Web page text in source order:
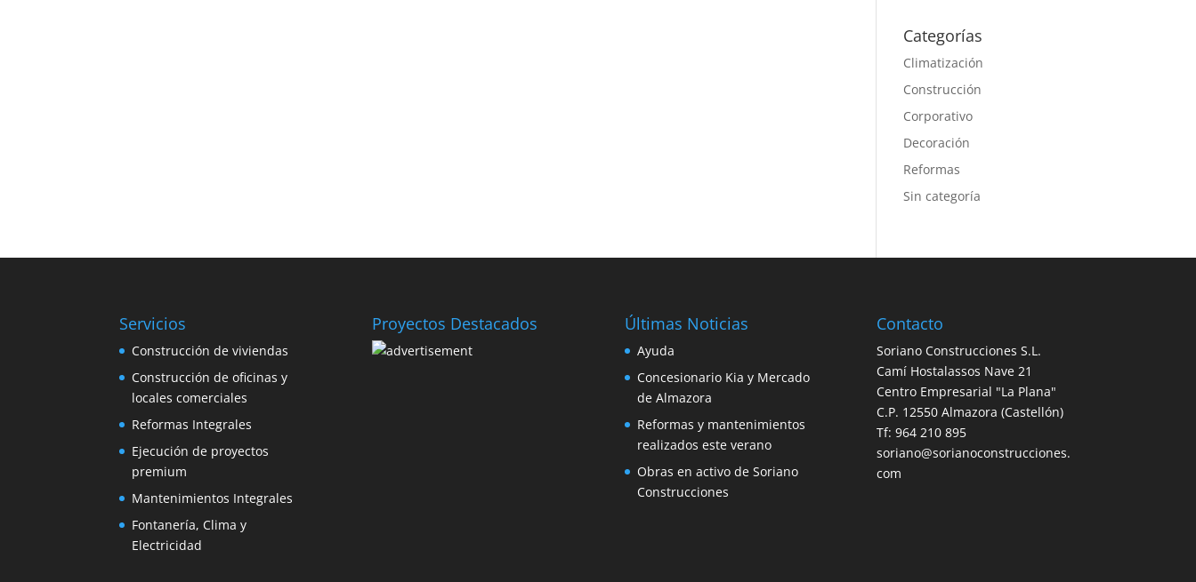
Categorías
Climatización
Construcción
Corporativo
Decoración
Reformas
Sin categoría
Servicios
Construcción de viviendas
Construcción de oficinas y
locales comerciales
Reformas Integrales
Ejecución de proyectos
premium
Mantenimientos Integrales
Fontanería, Clima y
Electricidad
Proyectos Destacados Últimas Noticias
Ayuda
Concesionario Kia y Mercado
de Almazora
Reformas y mantenimientos
realizados este verano
Obras en activo de Soriano
Construcciones
Contacto
Soriano Construcciones S.L.
Camí Hostalassos Nave 21
Centro Empresarial "La Plana"
C.P. 12550 Almazora (Castellón)
Tf: 964 210 895
soriano@sorianoconstrucciones.
com